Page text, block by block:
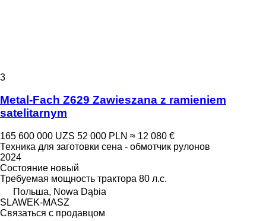
3
Metal-Fach Z629 Zawieszana z ramieniem
satelitarnym
165 600 000 UZS 52 000 PLN ≈ 12 080 €
Техника для заготовки сена - обмотчик рулонов
2024
Состояние новый
Требуемая мощность трактора 80 л.с.
Польша, Nowa Dąbia
SLAWEK-MASZ
Связаться с продавцом